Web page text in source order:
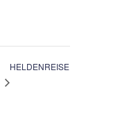
HELDENREISE